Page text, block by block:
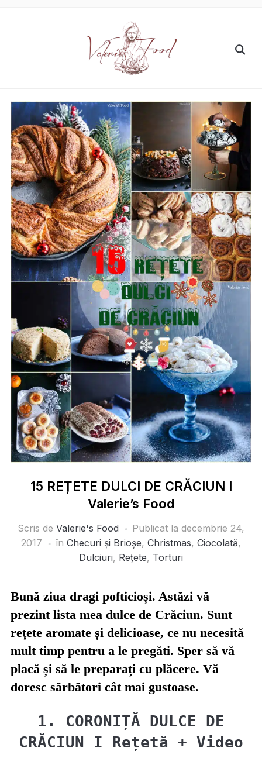
15 REȚETE DULCI DE CRĂCIUN I
Valerie’s Food
Scris de Valerie's Food Publicat la decembrie 24,
2017
în Checuri și Brioșe, Christmas, Ciocolată,
Dulciuri, Rețete, Torturi
Bună ziua dragi pofticioși. Astăzi vă
prezint lista mea dulce de Crăciun. Sunt
rețete aromate și delicioase, ce nu necesită
mult timp pentru a le pregăti. Sper să vă
placă și să le preparați cu plăcere. Vă
doresc sărbători cât mai gustoase.
1. CORONIȚĂ DULCE DE
CRĂCIUN I Rețetă + Video